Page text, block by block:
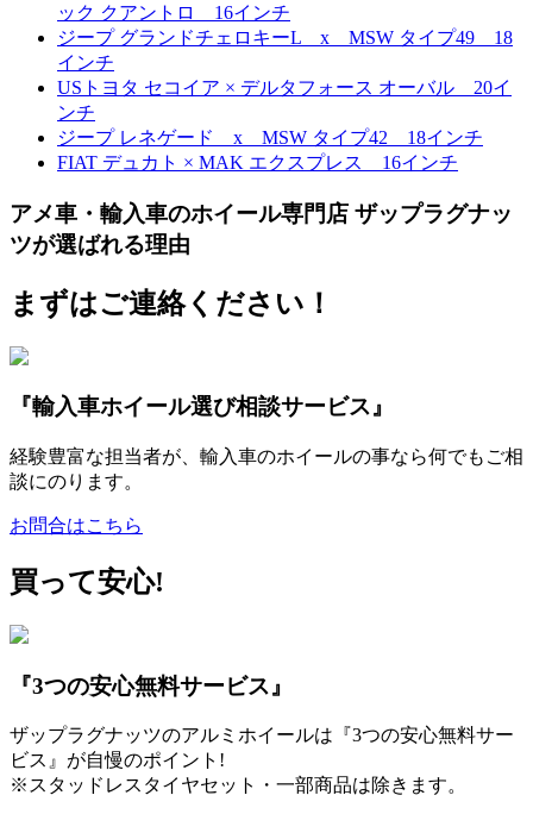
ック クアントロ 16インチ
ジープ グランドチェロキーL x MSW タイプ49 18
インチ
USトヨタ セコイア × デルタフォース オーバル 20イ
ンチ
ジープ レネゲード x MSW タイプ42 18インチ
FIAT デュカト × MAK エクスプレス 16インチ
アメ車・輸入車のホイール専門店 ザップラグナッ
ツが選ばれる理由
まずはご連絡ください！
『輸入車ホイール選び相談サービス』
経験豊富な担当者が、輸入車のホイールの事なら何でもご相
談にのります。
お問合はこちら
買って安心!
『3つの安心無料サービス』
ザップラグナッツのアルミホイールは『3つの安心無料サー
ビス』が自慢のポイント!
※スタッドレスタイヤセット・一部商品は除きます。